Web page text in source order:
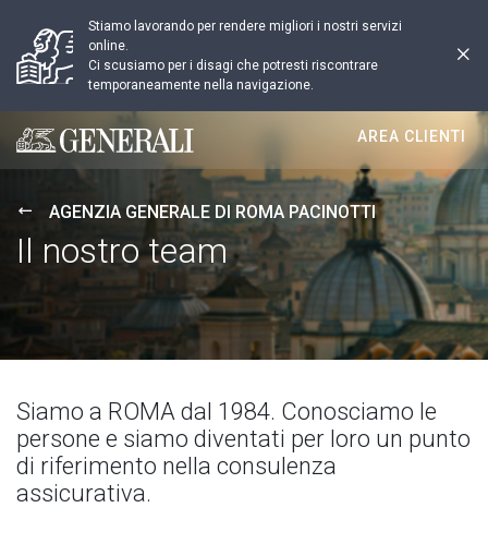
Stiamo lavorando per rendere migliori i nostri servizi
online.
Ci scusiamo per i disagi che potresti riscontrare
temporaneamente nella navigazione.
Generali logo
AREA CLIENTI
AGENZIA GENERALE DI ROMA PACINOTTI
Il nostro team
Siamo a ROMA dal 1984. Conosciamo le
persone e siamo diventati per loro un punto
di riferimento nella consulenza
assicurativa.